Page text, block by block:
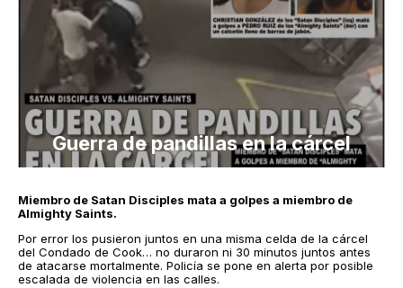
Guerra de pandillas en la cárcel
Miembro de Satan Disciples mata a golpes a miembro de
Almighty Saints.
Por error los pusieron juntos en una misma celda de la cárcel
del Condado de Cook… no duraron ni 30 minutos juntos antes
de atacarse mortalmente. Policía se pone en alerta por posible
escalada de violencia en las calles.